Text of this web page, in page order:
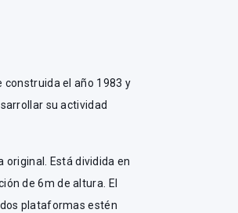
construida el año 1983 y
su actividad
Está dividida en
de 6m de altura. El
plataformas estén